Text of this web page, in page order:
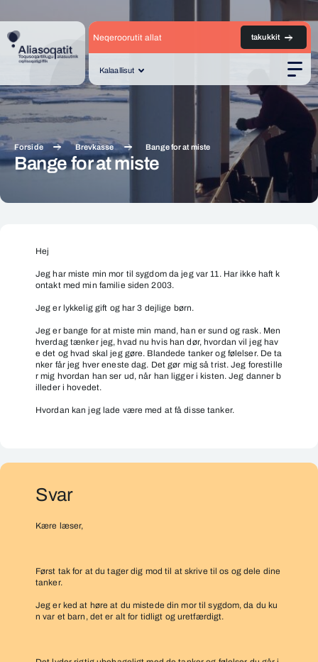
Kalaallisut
Neqeroorutit allat takukkit
Forside Brevkasse Bange for at miste
Bange for at miste
Hej
Jeg har miste min mor til sygdom da jeg var 11. Har ikke haft k
ontakt med min familie siden 2003.
Jeg er lykkelig gift og har 3 dejlige børn.
Jeg er bange for at miste min mand, han er sund og rask. Men
hverdag tænker jeg, hvad nu hvis han dør, hvordan vil jeg hav
e det og hvad skal jeg gøre. Blandede tanker og følelser. De ta
nker får jeg hver eneste dag. Det gør mig så trist. Jeg forestille
r mig hvordan han ser ud, når han ligger i kisten. Jeg danner b
illeder i hovedet.
Hvordan kan jeg lade være med at få disse tanker.
Svar
Kære læser,
Først tak for at du tager dig mod til at skrive til os og dele dine
tanker.
Jeg er ked at høre at du mistede din mor til sygdom, da du ku
n var et barn, det er alt for tidligt og uretfærdigt.